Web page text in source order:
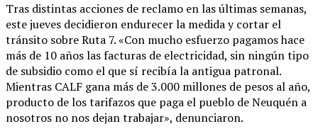
Tras distintas acciones de reclamo en las últimas semanas,
este jueves decidieron endurecer la medida y cortar el
tránsito sobre Ruta 7. «Con mucho esfuerzo pagamos hace
más de 10 años las facturas de electricidad, sin ningún tipo
de subsidio como el que sí recibía la antigua patronal.
Mientras CALF gana más de 3.000 millones de pesos al año,
producto de los tarifazos que paga el pueblo de Neuquén a
nosotros no nos dejan trabajar», denunciaron.